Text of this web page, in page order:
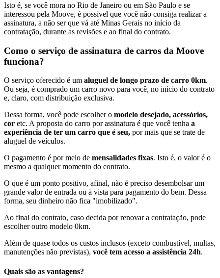
Isto é, se você mora no Rio de Janeiro ou em São Paulo e se
interessou pela Moove, é possível que você não consiga realizar a
assinatura, a não ser que vá até Minas Gerais no início da
contratação, durante as revisões e ao final do contrato.
Como o serviço de assinatura de carros da Moove
funciona?
O serviço oferecido é um aluguel de longo prazo de carro 0km.
Ou seja, é comprado um carro novo para você, no início do contrato
e, claro, com distribuição exclusiva.
Dessa forma, você pode escolher o modelo desejado, acessórios,
cor etc. A proposta do carro por assinatura é que você tenha a
experiência de ter um carro que é seu, por mais que se trate de
aluguel de veículos.
O pagamento é por meio de mensalidades fixas. Isto é, o valor é o
mesmo a qualquer momento do contrato.
O que é um ponto positivo, afinal, não é preciso desembolsar um
grande valor de entrada ou à vista para pagamento do bem. Dessa
forma, seu dinheiro não fica "imobilizado".
Ao final do contrato, caso decida por renovar a contratação, pode
escolher outro modelo 0km.
Além de quase todos os custos inclusos (exceto combustível, multas,
manutenções não previstas), você tem acesso a assistência 24h.
Quais são as vantagens?